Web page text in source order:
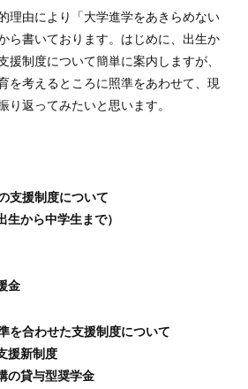
理由により「大学進学をあきらめない
ら書いております。はじめに、出生か
援制度について簡単に案内しますが、
を考えるところに照準をあわせて、現
り返ってみたいと思います。
支援制度について
生から中学生まで）
金
を合わせた支援制度について
援新制度
の貸与型奨学金